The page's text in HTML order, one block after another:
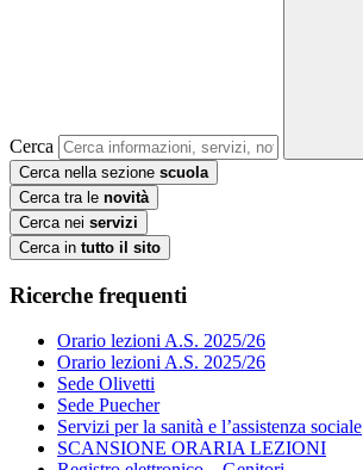
Cerca
Cerca nella sezione scuola
Cerca tra le novità
Cerca nei servizi
Cerca in tutto il sito
Ricerche frequenti
Orario lezioni A.S. 2025/26
Orario lezioni A.S. 2025/26
Sede Olivetti
Sede Puecher
Servizi per la sanità e l’assistenza sociale
SCANSIONE ORARIA LEZIONI